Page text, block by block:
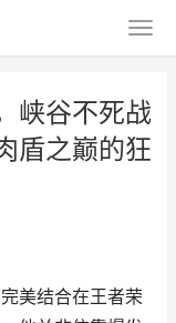
峡谷不死战
盾之巅的狂
美结合在王者荣